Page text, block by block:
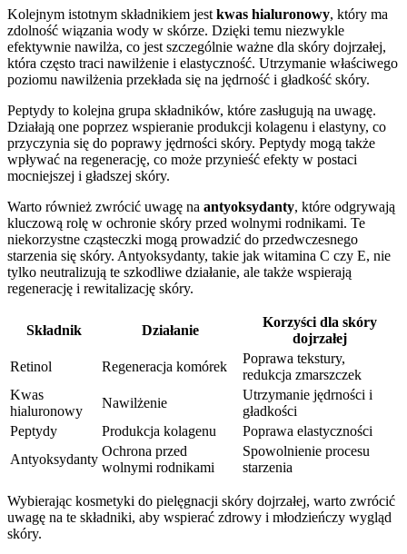
Kolejnym istotnym składnikiem jest kwas hialuronowy, który ma
zdolność wiązania wody w skórze. Dzięki temu niezwykle
efektywnie nawilża, co jest szczególnie ważne dla skóry dojrzałej,
która często traci nawilżenie i elastyczność. Utrzymanie właściwego
poziomu nawilżenia przekłada się na jędrność i gładkość skóry.
Peptydy to kolejna grupa składników, które zasługują na uwagę.
Działają one poprzez wspieranie produkcji kolagenu i elastyny, co
przyczynia się do poprawy jędrności skóry. Peptydy mogą także
wpływać na regenerację, co może przynieść efekty w postaci
mocniejszej i gładszej skóry.
Warto również zwrócić uwagę na antyoksydanty, które odgrywają
kluczową rolę w ochronie skóry przed wolnymi rodnikami. Te
niekorzystne cząsteczki mogą prowadzić do przedwczesnego
starzenia się skóry. Antyoksydanty, takie jak witamina C czy E, nie
tylko neutralizują te szkodliwe działanie, ale także wspierają
regenerację i rewitalizację skóry.
Składnik Działanie
Korzyści dla skóry
dojrzałej
Retinol
Regeneracja komórek
Poprawa tekstury,
redukcja zmarszczek
Kwas
hialuronowy
Nawilżenie
Utrzymanie jędrności i
gładkości
Peptydy
Produkcja kolagenu
Poprawa elastyczności
Antyoksydanty
Ochrona przed
wolnymi rodnikami
Spowolnienie procesu
starzenia
Wybierając kosmetyki do pielęgnacji skóry dojrzałej, warto zwrócić
uwagę na te składniki, aby wspierać zdrowy i młodzieńczy wygląd
skóry.